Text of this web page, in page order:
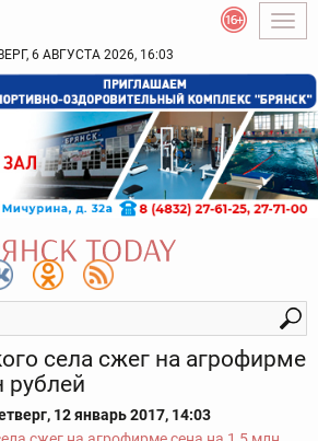
6 АВГУСТА 2026, 16:03
села сжег на агрофирме
рублей
12 январь 2017, 14:03